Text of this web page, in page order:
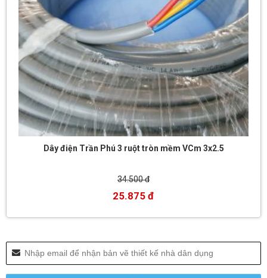
Dây điện Trần Phú 3 ruột tròn mềm VCm 3x2.5
34.500 đ
25.875 đ